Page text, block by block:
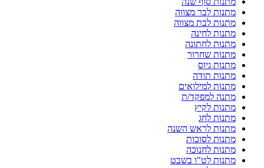
מתנות לבר מצווה
מתנות לבת מצווה
מתנות לחינה
מתנות לחתונה
מתנות שחרור
מתנות גיוס
מתנות תודה
מתנות למילואים
מתנה למפקד/ת
מתנות לקיץ
מתנות לחג
מתנות לראש השנה
מתנות לסוכות
מתנות לחנוכה
מתנות לט"ו בשבט